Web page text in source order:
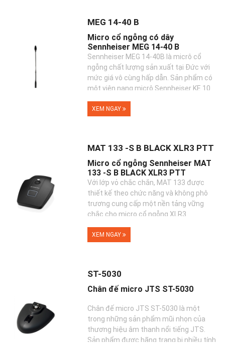
MEG 14-40 B
Micro cổ ngỗng có dây
Sennheiser MEG 14-40 B
Sennheiser MEG 14-40B là micrô cổ
ngỗng chất lượng sản xuất tại Đức với
mức giá vô cùng hấp dẫn. Sản phẩm có
một viên nang micrô Sennheiser KE 10
XEM NGAY
MAT 133 -S B BLACK XLR3 PTT
Micro cổ ngỗng Sennheiser MAT
133 -S B BLACK XLR3 PTT
Với lớp vỏ chắc chắn, MAT 133 được
thiết kế theo chức năng và không phô
trương cung cấp một nền tảng vững
chắc cho micro cổ ngỗng XLR3.
XEM NGAY
ST-5030
Chân đế micro JTS ST-5030
Chân đế micro JTS ST-5030 là một
trong những sản phẩm mũi nhọn của
thương hiệu âm thanh nổi tiếng JTS.
Sản phẩm được hãng trang bị nhiều tính